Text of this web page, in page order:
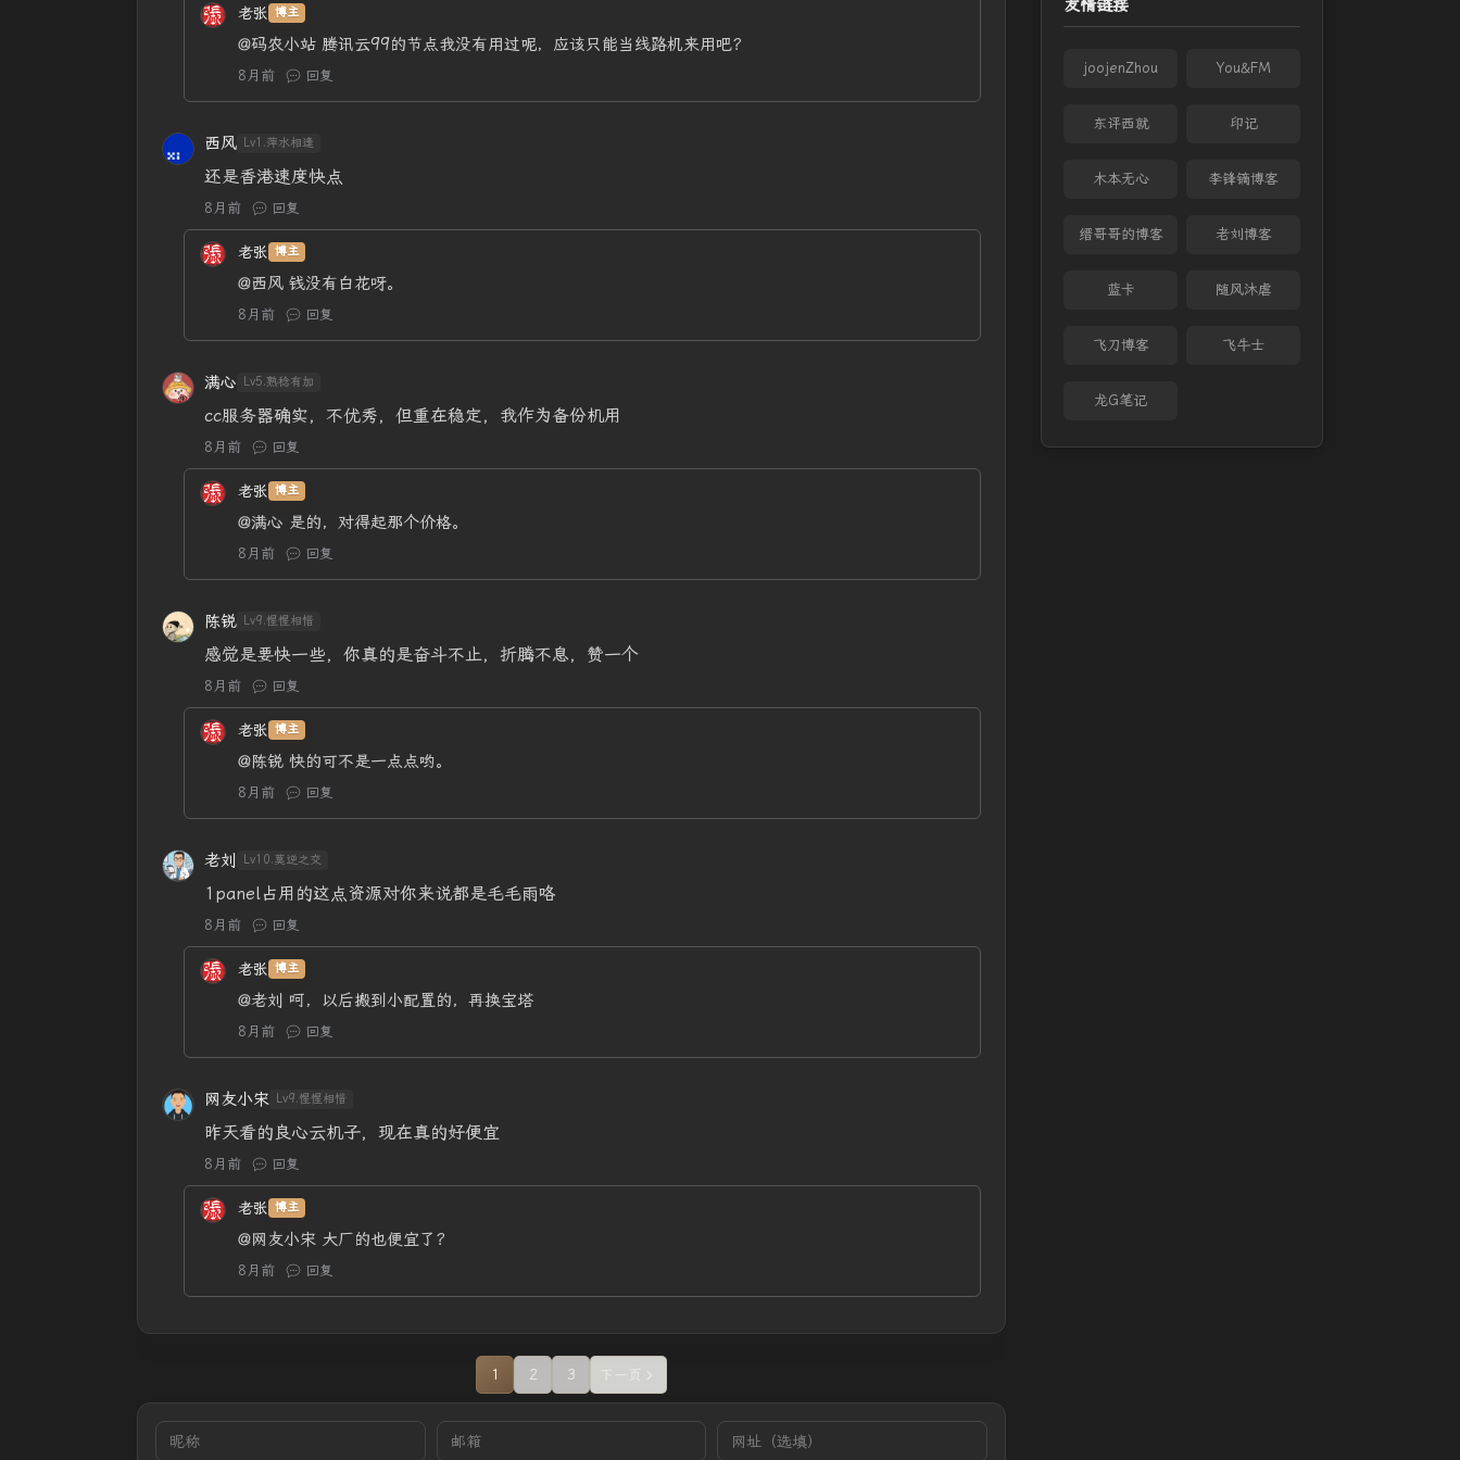
老张 博主
@码农小站 腾讯云99的节点我没有用过呢，应该只能当线路机来用吧？
8月前 回复
西风 Lv1.萍水相逢
还是香港速度快点
8月前 回复
老张 博主
@西风 钱没有白花呀。
8月前 回复
满心 Lv5.熟稔有加
cc服务器确实，不优秀，但重在稳定，我作为备份机用
8月前 回复
老张 博主
@满心 是的，对得起那个价格。
8月前 回复
陈锐 Lv9.惺惺相惜
感觉是要快一些，你真的是奋斗不止，折腾不息，赞一个
8月前 回复
老张 博主
@陈锐 快的可不是一点点哟。
8月前 回复
老刘 Lv10.莫逆之交
1panel占用的这点资源对你来说都是毛毛雨咯
8月前 回复
老张 博主
@老刘 呵，以后搬到小配置的，再换宝塔
8月前 回复
网友小宋 Lv9.惺惺相惜
昨天看的良心云机子，现在真的好便宜
8月前 回复
老张 博主
@网友小宋 大厂的也便宜了？
8月前 回复
1 2 3 下一页
友情链接
joojenZhou You&FM
东评西就 印记
木本无心 李锋镝博客
缙哥哥的博客 老刘博客
蓝卡 随风沐虐
飞刀博客 飞牛士
龙G笔记